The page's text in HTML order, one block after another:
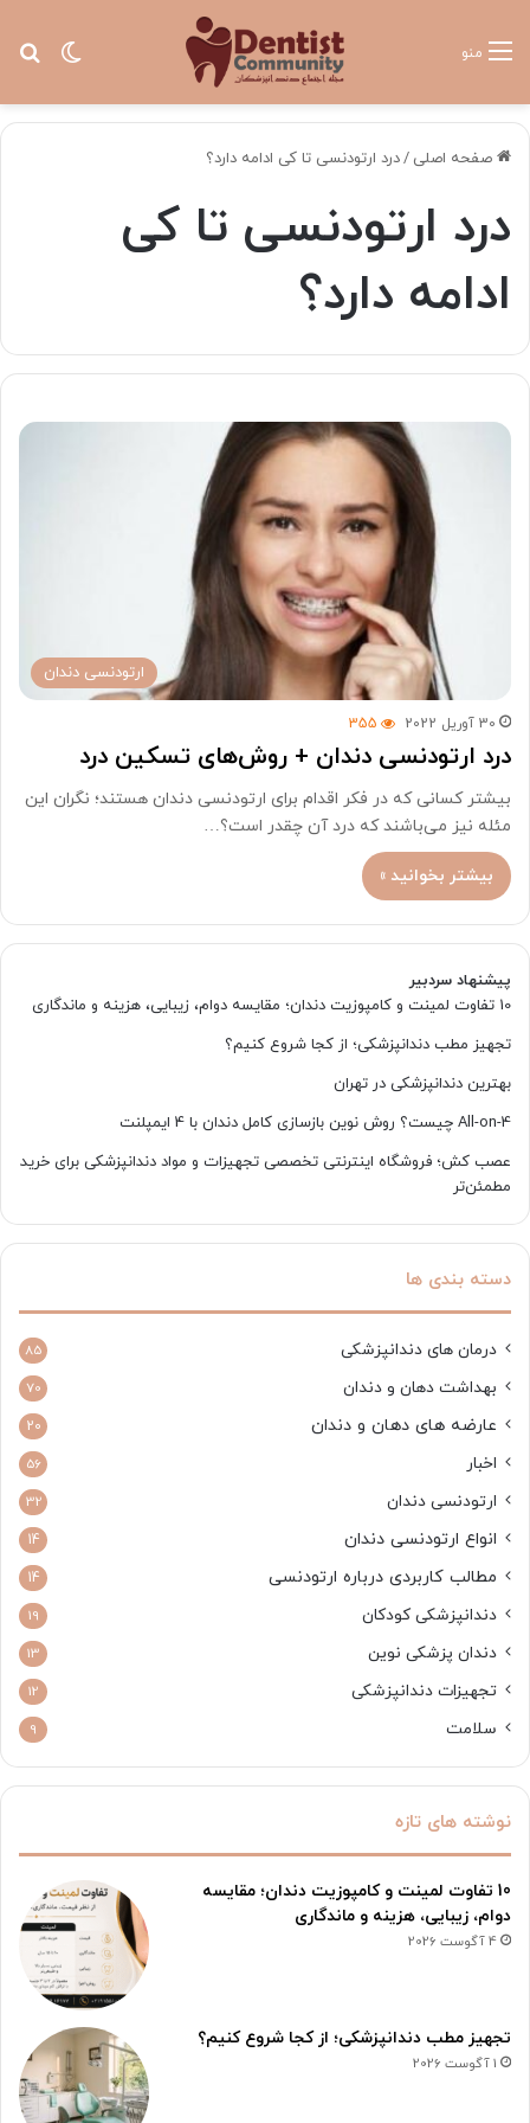
منو
صفحه اصلی /درد ارتودنسی تا کی ادامه دارد؟
درد ارتودنسی تا کی
ادامه دارد؟
ارتودنسی دندان
30 آوریل 2022 355
درد ارتودنسی دندان + روش‌های تسکین درد
بیشتر کسانی که در فکر اقدام برای ارتودنسی دندان هستند؛ نگران این
مئله نیز می‌باشند که درد آن چقدر است؟…
بیشتر بخوانید »
پیشنهاد سردبیر
10 تفاوت لمینت و کامپوزیت دندان؛ مقایسه دوام، زیبایی، هزینه و ماندگاری
تجهیز مطب دندانپزشکی؛ از کجا شروع کنیم؟
بهترین دندانپزشکی در تهران
All-on-4 چیست؟ روش نوین بازسازی کامل دندان با 4 ایمپلنت
عصب کش؛ فروشگاه اینترنتی تخصصی تجهیزات و مواد دندانپزشکی برای خرید
مطمئن‌تر
دسته بندی ها
درمان های دندانپزشکی 85
بهداشت دهان و دندان 70
عارضه های دهان و دندان 20
اخبار 56
ارتودنسی دندان 32
انواع ارتودنسی دندان 14
مطالب کاربردی درباره ارتودنسی 14
دندانپزشکی کودکان 19
دندان پزشکی نوین 13
تجهیزات دندانپزشکی 12
سلامت 9
نوشته های تازه
10 تفاوت لمینت و کامپوزیت دندان؛ مقایسه
دوام، زیبایی، هزینه و ماندگاری
4 آگوست 2026
تجهیز مطب دندانپزشکی؛ از کجا شروع کنیم؟
1 آگوست 2026